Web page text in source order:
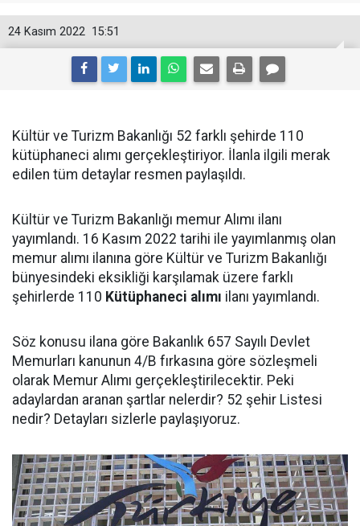
15:51
24 Kasım 2022
Kültür ve Turizm Bakanlığı 52 farklı şehirde 110
kütüphaneci alımı gerçekleştiriyor. İlanla ilgili merak
edilen tüm detaylar resmen paylaşıldı.
Kültür ve Turizm Bakanlığı memur Alımı ilanı
yayımlandı. 16 Kasım 2022 tarihi ile yayımlanmış olan
memur alımı ilanına göre Kültür ve Turizm Bakanlığı
bünyesindeki eksikliği karşılamak üzere farklı
şehirlerde 110 Kütüphaneci alımı ilanı yayımlandı.
Söz konusu ilana göre Bakanlık 657 Sayılı Devlet
Memurları kanunun 4/B fırkasına göre sözleşmeli
olarak Memur Alımı gerçekleştirilecektir. Peki
adaylardan aranan şartlar nelerdir? 52 şehir Listesi
nedir? Detayları sizlerle paylaşıyoruz.